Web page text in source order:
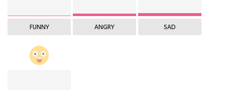
FUNNY ANGRY SAD